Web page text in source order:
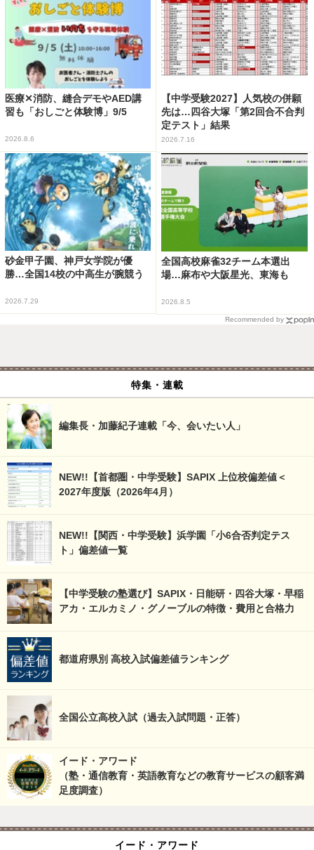
医療✕消防、縫合デモやAED講
習も「おしごと体験博」9/5
2026.8.6
【中学受験2027】人気校の併願
先は…四谷大塚「第2回合不合判
定テスト」結果
2026.7.16
砂金甲子園、神戸女学院が優
勝…全国14校の中高生が腕競う
2026.7.29
全国高校麻雀32チーム本選出
場…麻布や大阪星光、東海も
2026.8.5
Recommended by
特集・連載
編集長・加藤紀子連載「今、会いたい人」
NEW!!【首都圏・中学受験】SAPIX 上位校偏差値＜
2027年度版（2026年4月）
NEW!!【関西・中学受験】浜学園「小6合否判定テス
ト」偏差値一覧
【中学受験の塾選び】SAPIX・日能研・四谷大塚・早稲
アカ・エルカミノ・グノーブルの特徴・費用と合格力
都道府県別 高校入試偏差値ランキング
全国公立高校入試（過去入試問題・正答）
イード・アワード
（塾・通信教育・英語教育などの教育サービスの顧客満
足度調査）
イード・アワード